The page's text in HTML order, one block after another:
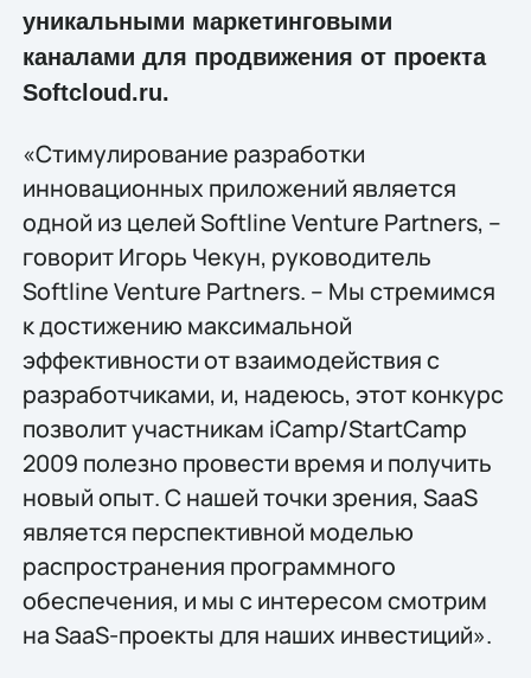
уникальными маркетинговыми
каналами для продвижения от проекта
Softcloud.ru.
«Стимулирование разработки
инновационных приложений является
одной из целей Softline Venture Partners, –
говорит Игорь Чекун, руководитель
Softline Venture Partners. – Мы стремимся
к достижению максимальной
эффективности от взаимодействия с
разработчиками, и, надеюсь, этот конкурс
позволит участникам iCamp/StartCamp
2009 полезно провести время и получить
новый опыт. С нашей точки зрения, SaaS
является перспективной моделью
распространения программного
обеспечения, и мы с интересом смотрим
на SaaS-проекты для наших инвестиций».